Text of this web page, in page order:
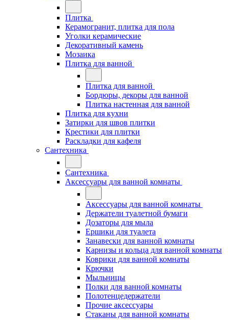
Плитка
Керамогранит, плитка для пола
Уголки керамические
Декоративный камень
Мозаика
Плитка для ванной
Плитка для ванной
Бордюры, декоры для ванной
Плитка настенная для ванной
Плитка для кухни
Затирки для швов плитки
Крестики для плитки
Раскладки для кафеля
Сантехника
Сантехника
Аксессуары для ванной комнаты
Аксессуары для ванной комнаты
Держатели туалетной бумаги
Дозаторы для мыла
Ершики для туалета
Занавески для ванной комнаты
Карнизы и кольца для ванной комнаты
Коврики для ванной комнаты
Крючки
Мыльницы
Полки для ванной комнаты
Полотенцедержатели
Прочие аксессуары
Стаканы для ванной комнаты